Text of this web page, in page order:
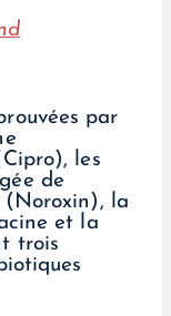
par
les
de
(Noroxin), la
et la
trois